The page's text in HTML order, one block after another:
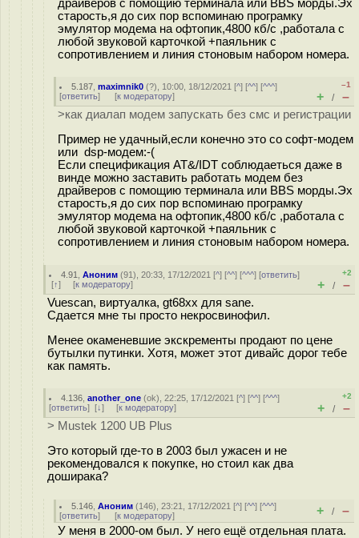
драйверов с помощию терминала или BBS морды.Эх
старость,я до сих пор вспоминаю програмку
эмулятор модема на офтопик,4800 кб/с ,работала с
любой звуковой карточкой +паяльник с
сопротивлением и линия стоновым набором номера.
5.187 ,maximnik0 (?), 10:00, 18/12/2021 [^] [^^] [^^^]
[ответить] [к модератору]
–1
+ / –
>как диалап модем запускать без смс и регистрации
Пример не удачный,если конечно это со софт-модем
или dsp-модем:-(
Если спецификация AT&/IDT соблюдаеться даже в
винде можно заставить работать модем без
драйверов с помощию терминала или BBS морды.Эх
старость,я до сих пор вспоминаю програмку
эмулятор модема на офтопик,4800 кб/с ,работала с
любой звуковой карточкой +паяльник с
сопротивлением и линия стоновым набором номера.
4.91 ,Аноним (91), 20:33, 17/12/2021 [^] [^^] [^^^] [ответить]
[↑] [к модератору]
+2
+ / –
Vuescan, виртуалка, gt68xx для sane.
Сдается мне ты просто некросвинофил.
Менее окаменевшие экскременты продают по цене
бутылки путинки. Хотя, может этот дивайс дорог тебе
как память.
4.136 ,another_one (ok), 22:25, 17/12/2021 [^] [^^] [^^^]
[ответить] [↓] [к модератору]
+2
+ / –
> Mustek 1200 UB Plus
Это который где-то в 2003 был ужасен и не
рекомендовался к покупке, но стоил как два
доширака?
5.146 ,Аноним (146), 23:21, 17/12/2021 [^] [^^] [^^^]
[ответить] [к модератору] + / –
У меня в 2000-ом был. У него ещё отдельная плата.